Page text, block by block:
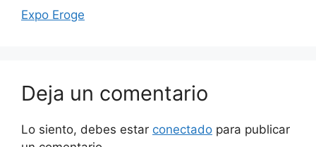
Expo Eroge
Deja un comentario
Lo siento, debes estar conectado para publicar